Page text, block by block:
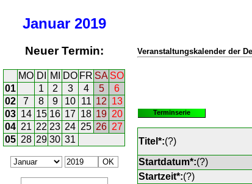
Januar 2019
Neuer Termin:
MO DI MI DO FR SA SO
01
1 2 3 4 5
6
02
7 8 9 10 11 12 13
03 14 15 16 17 18 19 20
04 21 22 23 24 25 26 27
05 28 29 30 31
Veranstaltungskalender der
Terminserie
Titel*:(?)
Startdatum*:(?)
Startzeit*:(?)